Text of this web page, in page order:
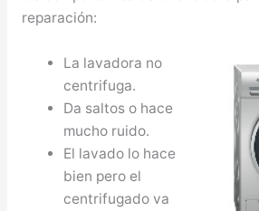
reparación:
La lavadora no
centrifuga.
Da saltos o hace
mucho ruido.
El lavado lo hace
bien pero el
centrifugado va